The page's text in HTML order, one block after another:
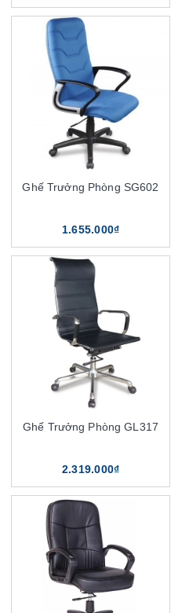
Ghế Trưởng Phòng SG602
1.655.000₫
Ghế Trưởng Phòng GL317
2.319.000₫